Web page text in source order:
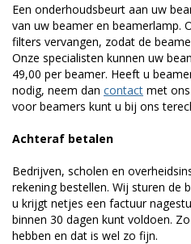
Een onderhoudsbeurt aan uw
van uw beamer en beamerlamp.
filters vervangen, zodat de
Onze specialisten kunnen uw
49,00 per beamer. Heeft u
nodig, neem dan contact met
voor beamers kunt u bij ons
Achteraf betalen
Bedrijven, scholen en
rekening bestellen. Wij sturen de
u krijgt netjes een factuur
binnen 30 dagen kunt voldoen.
hebben en dat is wel zo fijn.